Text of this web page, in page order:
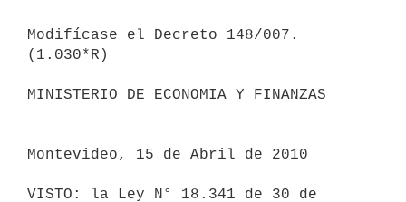
Modifícase el Decreto 148/007.
(1.030*R)
MINISTERIO DE ECONOMIA Y FINANZAS
Montevideo, 15 de Abril de 2010
VISTO: la Ley N° 18.341 de 30 de